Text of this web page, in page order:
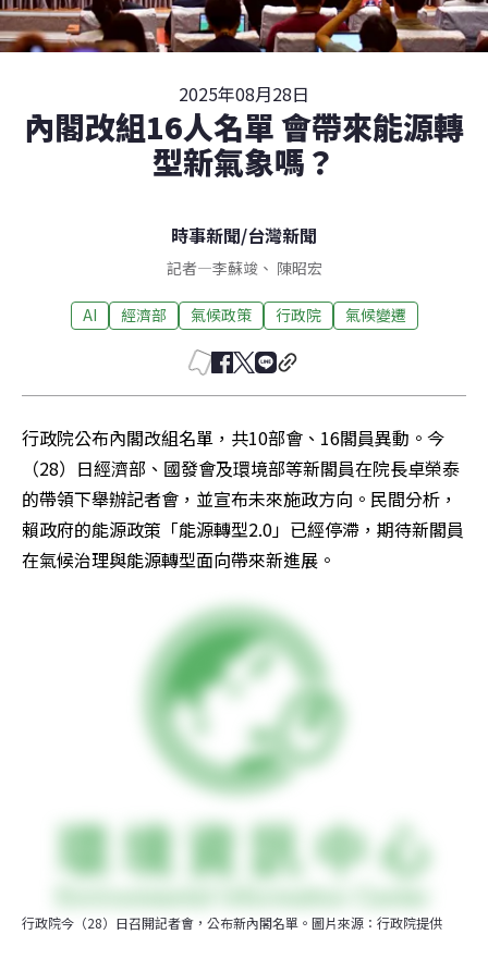
2025年08月28日
內閣改組16人名單 會帶來能源轉
型新氣象嗎？
時事新聞/台灣新聞
記者—李蘇竣 、 陳昭宏
AI 經濟部 氣候政策 行政院 氣候變遷
行政院公布內閣改組名單，共10部會、16閣員異動。今
（28）日經濟部、國發會及環境部等新閣員在院長卓榮泰
的帶領下舉辦記者會，並宣布未來施政方向。民間分析，
賴政府的能源政策「能源轉型2.0」已經停滯，期待新閣員
在氣候治理與能源轉型面向帶來新進展。
行政院今（28）日召開記者會，公布新內閣名單。圖片來源：行政院提供